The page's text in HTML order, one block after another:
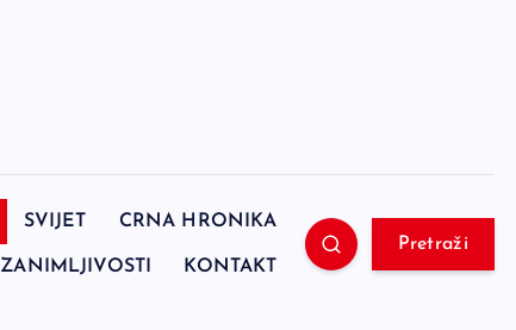
SVIJET CRNA HRONIKA
ZANIMLJIVOSTI KONTAKT
Pretraži